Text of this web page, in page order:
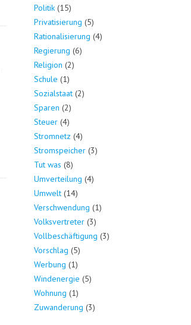
Politik (15)
Privatisierung (5)
Rationalisierung (4)
Regierung (6)
Religion (2)
Schule (1)
Sozialstaat (2)
Sparen (2)
Steuer (4)
Stromnetz (4)
Stromspeicher (3)
Tut was (8)
Umverteilung (4)
Umwelt (14)
Verschwendung (1)
Volksvertreter (3)
Vollbeschäftigung (3)
Vorschlag (5)
Werbung (1)
Windenergie (5)
Wohnung (1)
Zuwanderung (3)